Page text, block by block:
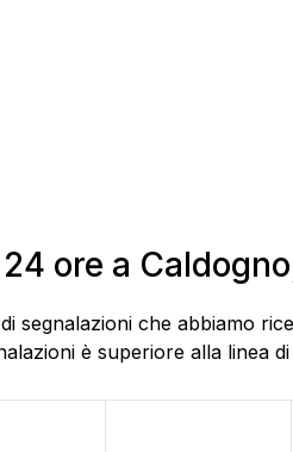
ore a
segnalazioni che abbiamo
è superiore alla linea